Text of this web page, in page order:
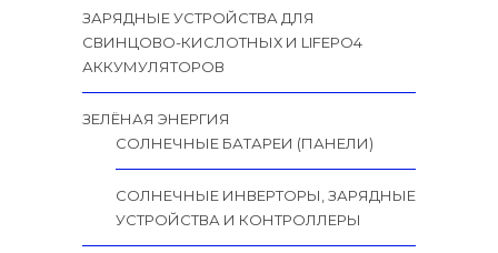
ЗАРЯДНЫЕ УСТРОЙСТВА ДЛЯ
СВИНЦОВО-КИСЛОТНЫХ И LIFEPO4
АККУМУЛЯТОРОВ
ЗЕЛЁНАЯ ЭНЕРГИЯ
СОЛНЕЧНЫЕ БАТАРЕИ (ПАНЕЛИ)
СОЛНЕЧНЫЕ ИНВЕРТОРЫ, ЗАРЯДНЫЕ
УСТРОЙСТВА И КОНТРОЛЛЕРЫ